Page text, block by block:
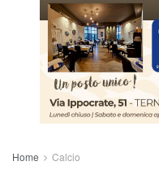
Home Calcio